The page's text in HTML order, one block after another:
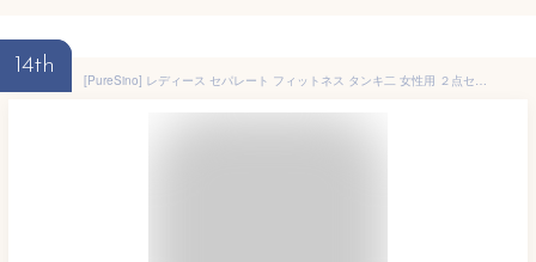
14th
[PureSino] レディース セパレート フィットネス タンキ二 女性用 ２点セット 競泳水着 フィットネス ショートパンツ ワンピース 水着 半袖 ラッシュガード デザイン 体型カバー スポーティー スイムウェアー (ブラック,Ｍ,JP,アルファベット,女性,M)